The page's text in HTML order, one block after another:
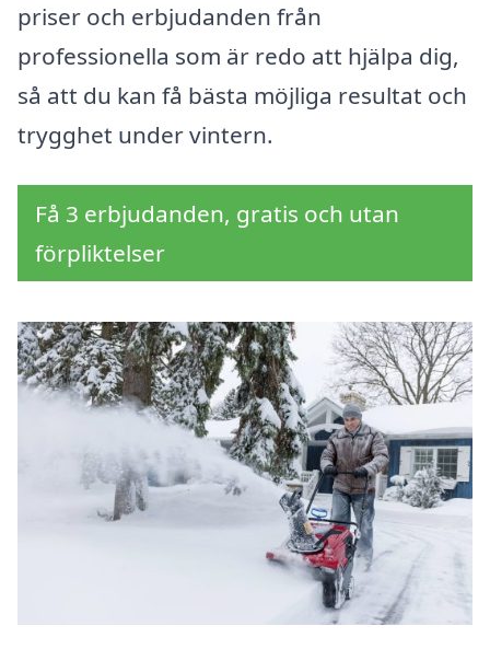
priser och erbjudanden från
professionella som är redo att hjälpa dig,
så att du kan få bästa möjliga resultat och
trygghet under vintern.
Få 3 erbjudanden, gratis och utan
förpliktelser